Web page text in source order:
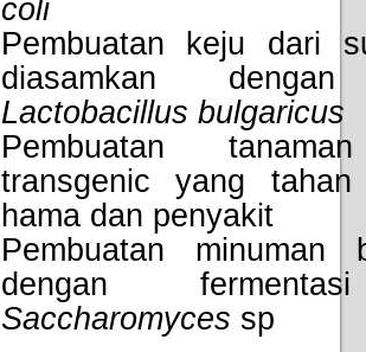
coli
Pembuatan keju dari
diasamkan
Lactobacillus bulgaricus
Pembuatan
transgenic yang tahan
hama dan penyakit
Pembuatan minuman
dengan
Saccharomyces sp